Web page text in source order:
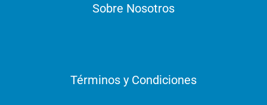
Sobre Nosotros
Términos y Condiciones